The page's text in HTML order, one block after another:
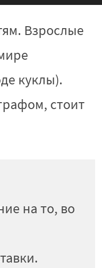
Взрослые
куклы).
стоит
на то, во